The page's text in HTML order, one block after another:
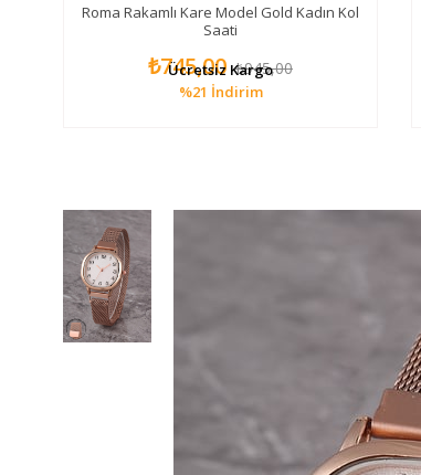
Roma Rakamlı Kare Model Gold Kadın Kol
Saati
₺745,00 ₺945,00
%21 İndirim
Ücretsiz Kargo